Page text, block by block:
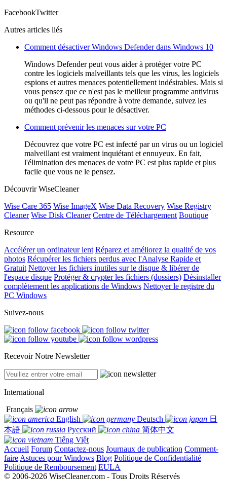
FacebookTwitter
Autres articles liés
Comment désactiver Windows Defender dans Windows 10
Windows Defender peut vous aider à protéger votre PC
contre les logiciels malveillants tels que les virus, les logiciels
espions et autres menaces potentiellement indésirables. Mais si
vous pensez que ce n'est pas le meilleur programme antivirus
ou qu'il ne peut pas répondre à votre demande, suivez les
méthodes ci-dessous pour le désactiver.
Comment prévenir les menaces sur votre PC
Découvrez que votre PC est infecté par un virus ou un logiciel
malveillant est vraiment inquiétant et ennuyeux. En fait,
l'élimination des menaces de votre PC est plus rapide et plus
facile que vous ne le pensez.
Découvrir WiseCleaner
Wise Care 365 Wise ImageX Wise Data Recovery Wise Registry
Cleaner Wise Disk Cleaner Centre de Téléchargement Boutique
Resource
Accélérer un ordinateur lent Réparez et améliorez la qualité de vos
photos Récupérer les fichiers perdus avec l'Analyse Rapide et
Gratuit Nettoyer les fichiers inutiles sur le disque & libérer de
l'espace disque Protéger & crypter les fichiers (dossiers) Désinstaller
complètement les applications de Windows Nettoyer le registre du
PC Windows
Suivez-nous
Recevoir Notre Newsletter
International
Français
English
Deutsch
日
本語
Русский
简体中文
Tiếng Việt
Accueil Forum Contactez-nous Journaux de publication Comment-
faire Astuces pour Windows Blog Politique de Confidentialité
Politique de Remboursement EULA
© 2006-2026 WiseCleaner.com - Tous Droits Réservés